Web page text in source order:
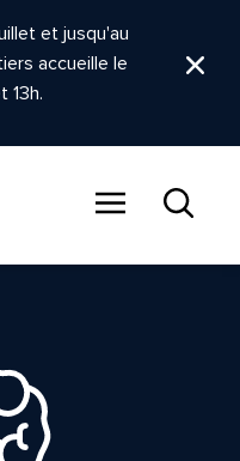
et jusqu'au
accueille le
13h.